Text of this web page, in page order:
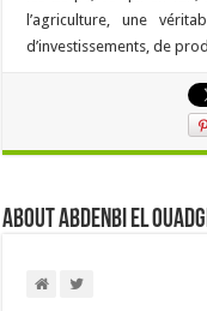
l’agriculture, une
d’investissements, de
About Abdenbi EL